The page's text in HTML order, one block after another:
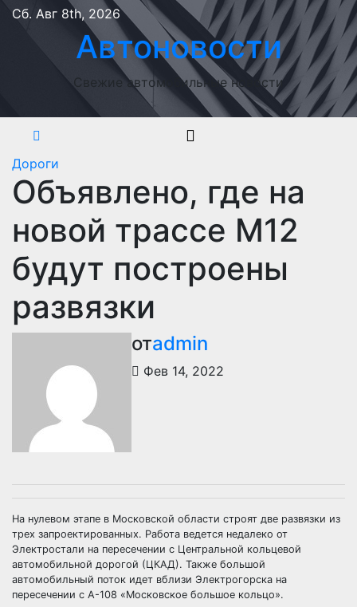
Перейти
содержимому
Сб. Авг 8th, 2026
Автоновости
Свежие автомобильные новости
Дороги
Объявлено, где на
новой трассе М12
будут построены
развязки
отadmin
Фев 14, 2022
На нулевом этапе в Московской области строят две развязки из
трех запроектированных. Работа ведется недалеко от
Электростали на пересечении с Центральной кольцевой
автомобильной дорогой (ЦКАД). Также большой
автомобильный поток идет вблизи Электрогорска на
пересечении с А-108 «Московское большое кольцо».